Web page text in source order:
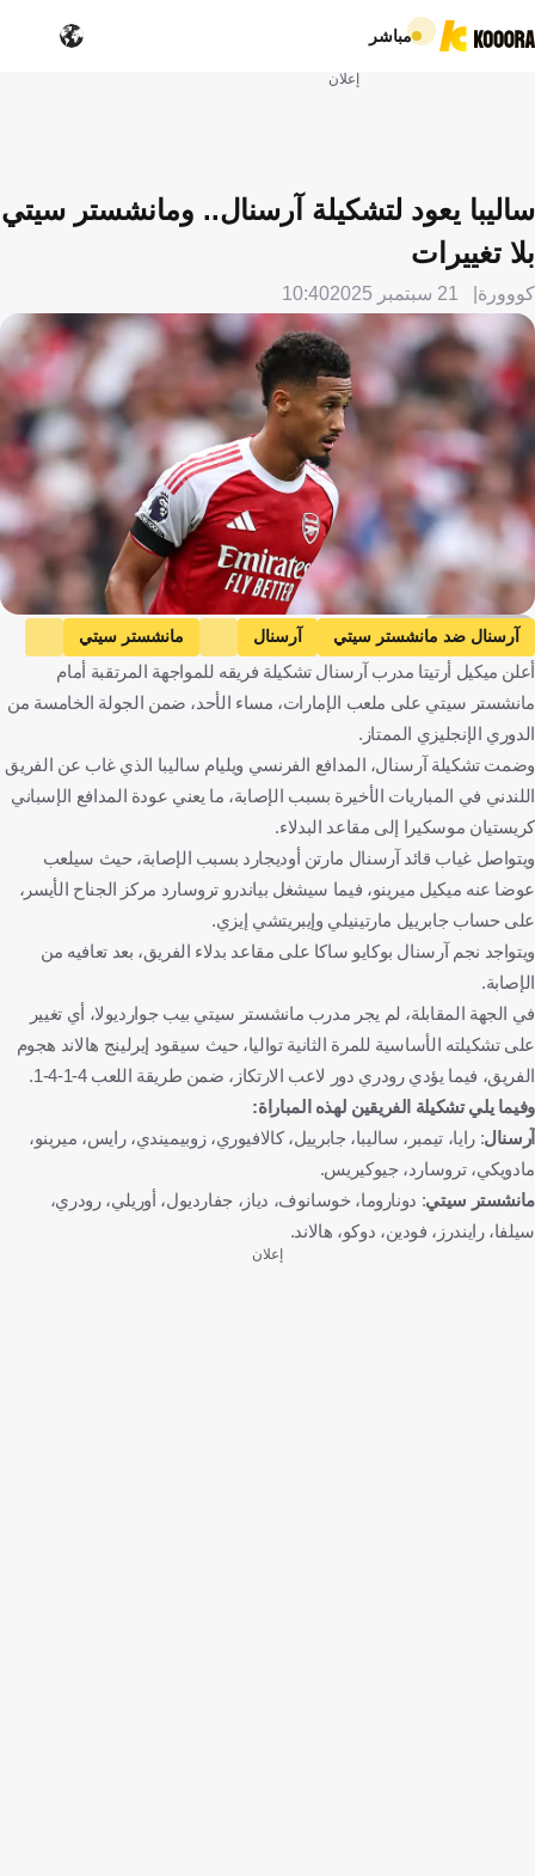
مباشر
إعلان
ساليبا يعود لتشكيلة آرسنال.. ومانشستر سيتي
بلا تغييرات
كووورة 21 سبتمبر 2025 10:40
Getty Images
آرسنال ضد مانشستر سيتي آرسنال
مانشستر سيتي
الدوري الإنجليزي الممتاز
إنجلترا كرة قدم
أعلن ميكيل أرتيتا مدرب آرسنال تشكيلة فريقه للمواجهة المرتقبة أمام
مانشستر سيتي على ملعب الإمارات، مساء الأحد، ضمن الجولة الخامسة من
الدوري الإنجليزي الممتاز.
وضمت تشكيلة آرسنال، المدافع الفرنسي ويليام ساليبا الذي غاب عن الفريق
اللندني في المباريات الأخيرة بسبب الإصابة، ما يعني عودة المدافع الإسباني
كريستيان موسكيرا إلى مقاعد البدلاء.
ويتواصل غياب قائد آرسنال مارتن أوديجارد بسبب الإصابة، حيث سيلعب
عوضا عنه ميكيل ميرينو، فيما سيشغل بياندرو تروسارد مركز الجناح الأيسر،
على حساب جابرييل مارتينيلي وإيبريتشي إيزي.
ويتواجد نجم آرسنال بوكايو ساكا على مقاعد بدلاء الفريق، بعد تعافيه من
الإصابة.
في الجهة المقابلة، لم يجر مدرب مانشستر سيتي بيب جوارديولا، أي تغيير
على تشكيلته الأساسية للمرة الثانية تواليا، حيث سيقود إيرلينج هالاند هجوم
الفريق، فيما يؤدي رودري دور لاعب الارتكاز، ضمن طريقة اللعب 4-1-4-1.
وفيما يلي تشكيلة الفريقين لهذه المباراة:
آرسنال: رايا، تيمبر، ساليبا، جابرييل، كالافيوري، زوبيميندي، رايس، ميرينو،
مادويكي، تروسارد، جيوكيريس.
مانشستر سيتي: دوناروما، خوسانوف، دياز، جفارديول، أوريلي، رودري،
سيلفا، رايندرز، فودين، دوكو، هالاند.
إعلان